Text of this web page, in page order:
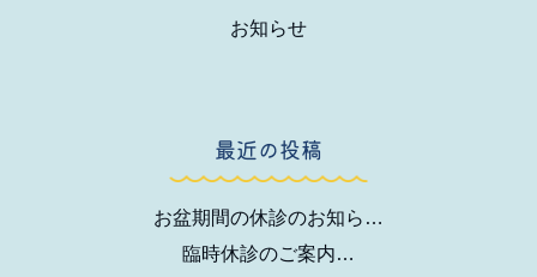
お知らせ
最近の投稿
お盆期間の休診のお知ら…
臨時休診のご案内…